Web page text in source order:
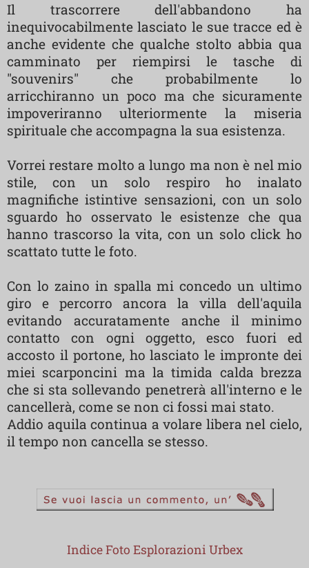
Il trascorrere dell'abbandono ha
inequivocabilmente lasciato le sue tracce ed è
anche evidente che qualche stolto abbia qua
camminato per riempirsi le tasche di
"souvenirs" che probabilmente lo
arricchiranno un poco ma che sicuramente
impoveriranno ulteriormente la miseria
spirituale che accompagna la sua esistenza.
Vorrei restare molto a lungo ma non è nel mio
stile, con un solo respiro ho inalato
magnifiche istintive sensazioni, con un solo
sguardo ho osservato le esistenze che qua
hanno trascorso la vita, con un solo click ho
scattato tutte le foto.
Con lo zaino in spalla mi concedo un ultimo
giro e percorro ancora la villa dell'aquila
evitando accuratamente anche il minimo
contatto con ogni oggetto, esco fuori ed
accosto il portone, ho lasciato le impronte dei
miei scarponcini ma la timida calda brezza
che si sta sollevando penetrerà all'interno e le
cancellerà, come se non ci fossi mai stato.
Addio aquila continua a volare libera nel cielo,
il tempo non cancella se stesso.
Indice Foto Esplorazioni Urbex